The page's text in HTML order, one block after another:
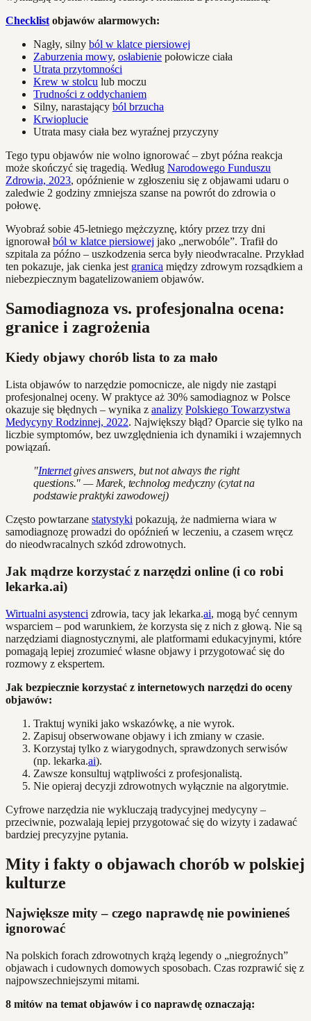
Checklist objawów alarmowych:
Nagły, silny ból w klatce piersiowej
Zaburzenia mowy, osłabienie połowicze ciała
Utrata przytomności
Krew w stolcu lub moczu
Trudności z oddychaniem
Silny, narastający ból brzucha
Krwioplucie
Utrata masy ciała bez wyraźnej przyczyny
Tego typu objawów nie wolno ignorować – zbyt późna reakcja
może skończyć się tragedią. Według Narodowego Funduszu
Zdrowia, 2023, opóźnienie w zgłoszeniu się z objawami udaru o
zaledwie 2 godziny zmniejsza szanse na powrót do zdrowia o
połowę.
Wyobraź sobie 45-letniego mężczyznę, który przez trzy dni
ignorowałból w klatce piersiowej jako „nerwobóle”. Trafił do
szpitala za późno – uszkodzenia serca były nieodwracalne. Przykład
ten pokazuje, jak cienka jest granica między zdrowym rozsądkiem a
niebezpiecznym bagatelizowaniem objawów.
Samodiagnoza vs. profesjonalna ocena:
granice i zagrożenia
Kiedy objawy chorób lista to za mało
Lista objawów to narzędzie pomocnicze, ale nigdy nie zastąpi
profesjonalnej oceny. W praktyce aż 30% samodiagnoz w Polsce
okazuje się błędnych – wynika z analizy Polskiego Towarzystwa
Medycyny Rodzinnej, 2022. Największy błąd? Oparcie się tylko na
liczbie symptomów, bez uwzględnienia ich dynamiki i wzajemnych
powiązań.
"Internetgives answers, but not always the right
questions." — Marek, technolog medyczny (cytat na
podstawie praktyki zawodowej)
Często powtarzane statystyki pokazują, że nadmierna wiara w
samodiagnozę prowadzi do opóźnień w leczeniu, a czasem wręcz
do nieodwracalnych szkód zdrowotnych.
Jak mądrze korzystać z narzędzi online (i co robi
lekarka.ai)
Wirtualni asystenci zdrowia, tacy jak lekarka.ai, mogą być cennym
wsparciem – pod warunkiem, że korzysta się z nich z głową. Nie są
narzędziami diagnostycznymi, ale platformami edukacyjnymi, które
pomagają lepiej zrozumieć własne objawy i przygotować się do
rozmowy z ekspertem.
Jak bezpiecznie korzystać z internetowych narzędzi do oceny
objawów:
Traktuj wyniki jako wskazówkę, a nie wyrok.
Zapisuj obserwowane objawy i ich zmiany w czasie.
Korzystaj tylko z wiarygodnych, sprawdzonych serwisów
(np. lekarka.ai).
Zawsze konsultuj wątpliwości z profesjonalistą.
Nie opieraj decyzji zdrowotnych wyłącznie na algorytmie.
Cyfrowe narzędzia nie wykluczają tradycyjnej medycyny –
przeciwnie, pozwalają lepiej przygotować się do wizyty i zadawać
bardziej precyzyjne pytania.
Mity i fakty o objawach chorób w polskiej
kulturze
Największe mity – czego naprawdę nie powinieneś
ignorować
Na polskich forach zdrowotnych krążą legendy o „niegroźnych”
objawach i cudownych domowych sposobach. Czas rozprawić się z
najpowszechniejszymi mitami.
8 mitów na temat objawów i co naprawdę oznaczają: